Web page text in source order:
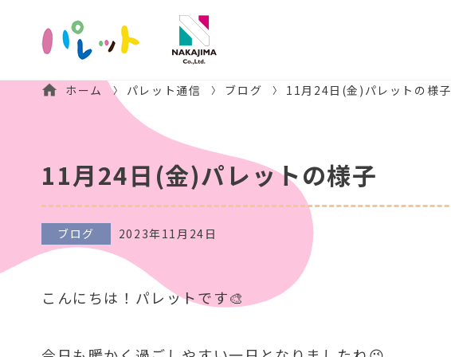
ホーム パレット通信 ブログ 11月24日(金)パレットの様子
11月24日(金)パレットの様子
ブログ 2023年11月24日
こんにちは！パレットです🎨